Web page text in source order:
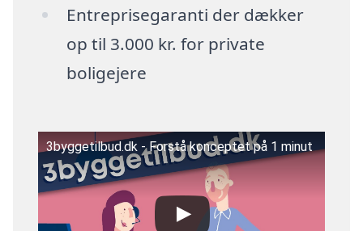
Entreprisegaranti der dækker
op til 3.000 kr. for private
boligejere
3byggetilbud.dk - Forstå konceptet på 1 minut